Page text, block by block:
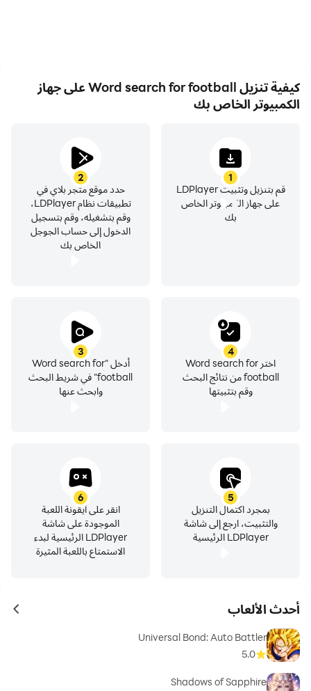
كيفية تنزيل Word search for football على جهاز
الكمبيوتر الخاص بك
1
قم بتنزيل وتثبيت LDPlayer
على جهاز الكمبيوتر الخاص
بك
2
حدد موقع متجر بلاي في
تطبيقات نظام LDPlayer،
وقم بتشغيله، وقم بتسجيل
الدخول إلى حساب الجوجل
الخاص بك
3
أدخل "Word search for
football" في شريط البحث
وابحث عنها
4
اختر Word search for
football من نتائج البحث
وقم بتثبيتها
5
بمجرد اكتمال التنزيل
والتثبيت، ارجع إلى شاشة
LDPlayer الرئيسية
6
انقر على أيقونة اللعبة
الموجودة على شاشة
LDPlayer الرئيسية لبدء
الاستمتاع باللعبة المثيرة
أحدث الألعاب
Universal Bond: Auto Battler
5.0
Shadows of Sapphire